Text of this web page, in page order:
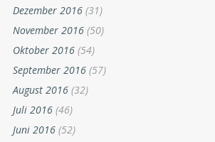
Dezember 2016 (31)
November 2016 (50)
Oktober 2016 (54)
September 2016 (57)
August 2016 (32)
Juli 2016 (46)
Juni 2016 (52)